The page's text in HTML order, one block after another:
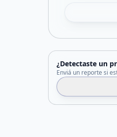
¿Detectaste un
Enviá un reporte si